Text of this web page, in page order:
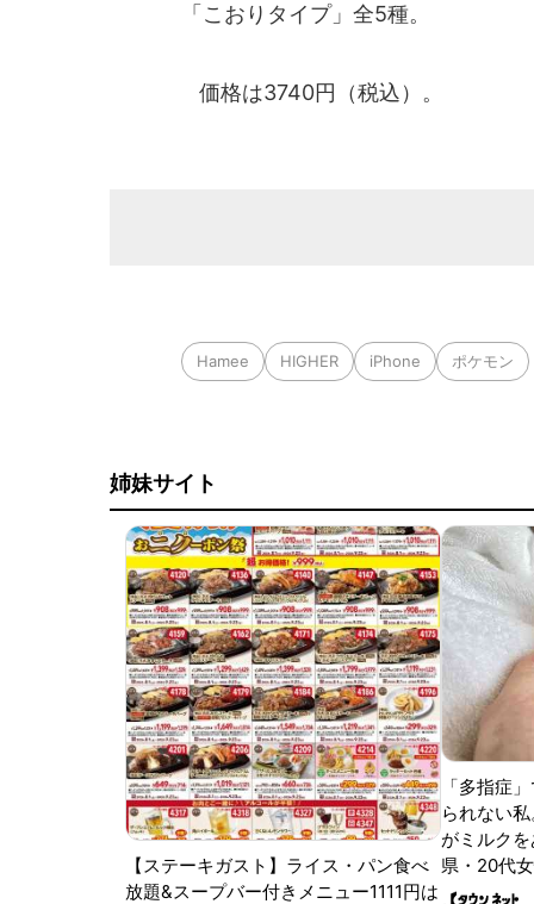
「こおりタイプ」全5種。
価格は3740円（税込）。
Hamee HIGHER iPhone ポケモン
姉妹サイト
【ステーキガスト】ライス・パン食べ
放題&スープバー付きメニュー1111円は
「多指症
られない
がミルク
県・20代